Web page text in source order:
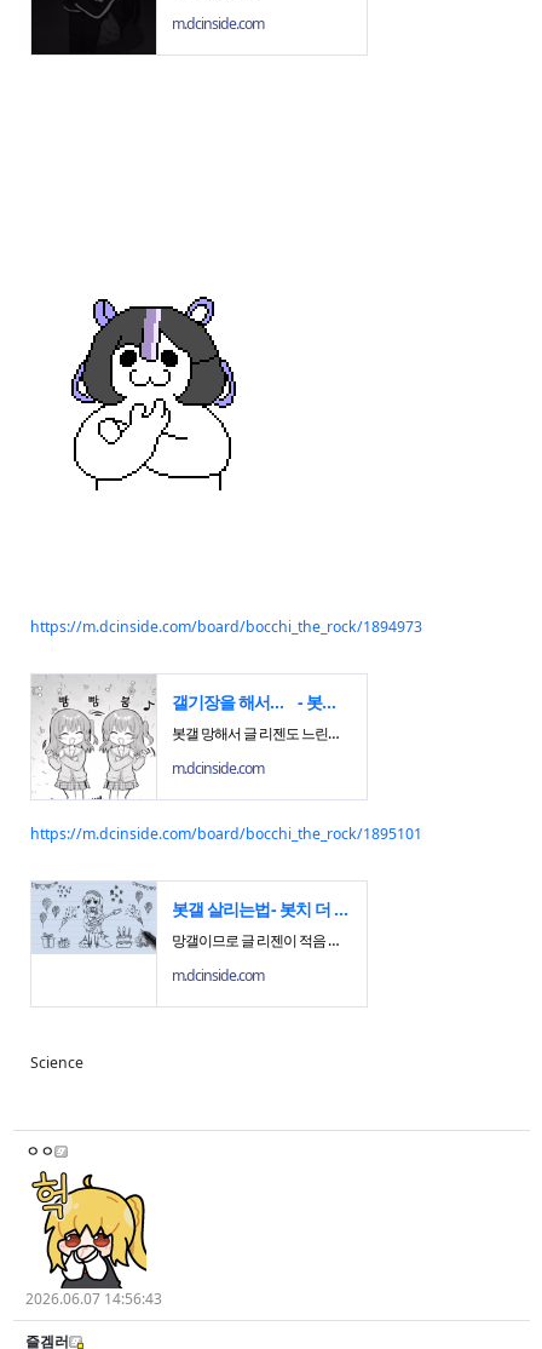
m.dcinside.com
https://m.dcinside.com/board/bocchi_the_rock/1894973
갤기장을 해서라도 봇갤을 살리는게 맞지않음? - 봇치 더 락 마이너 갤러리
봇갤 망해서 글 리젠도 느린데 갤기장이라도 올려야할듯 - dc official App
m.dcinside.com
https://m.dcinside.com/board/bocchi_the_rock/1895101
봇갤 살리는법- 봇치 더 락 마이너 갤러리
망갤이므로 글 리젠이 적음 글 리젠을 위해서 완장이 갤기장을 풀던가 떡밥을 굴리셈(음해 떡밥, 빰빰붐 떡밥등) - dc official App
m.dcinside.com
Science
ㅇㅇ
2026.06.07 14:56:43
즐겜러